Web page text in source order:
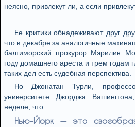
неясно, привлекут ли, а если
Ее критики обнадеживают друг
что в декабре за аналогичные
балтиморский прокурор Мэрилин
году домашнего ареста и трем годам
таких дел есть судебная перспектива.
Но Джонатан Турли,
университете Джорджа
неделе, что
Нью-Йорк — это